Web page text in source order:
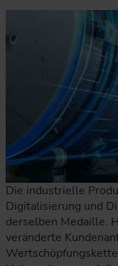
Die industrielle
Digitalisierung und
derselben Medaille.
veränderte